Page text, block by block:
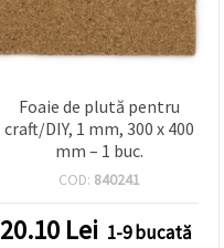
Foaie de plută pentru
craft/DIY, 1 mm, 300 x 400
mm – 1 buc.
COD: 840241
20.10 Lei 1-9 bucată